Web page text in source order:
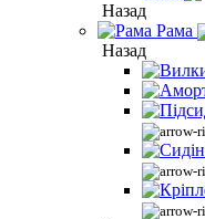
Назад
Рама
Назад